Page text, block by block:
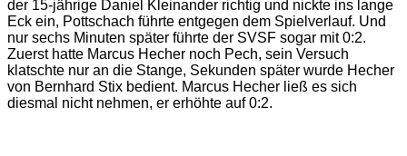
der 15-jährige Daniel Kleinander richtig und nickte ins lange
Eck ein, Pottschach führte entgegen dem Spielverlauf. Und
nur sechs Minuten später führte der SVSF sogar mit 0:2.
Zuerst hatte Marcus Hecher noch Pech, sein Versuch
klatschte nur an die Stange, Sekunden später wurde Hecher
von Bernhard Stix bedient. Marcus Hecher ließ es sich
diesmal nicht nehmen, er erhöhte auf 0:2.